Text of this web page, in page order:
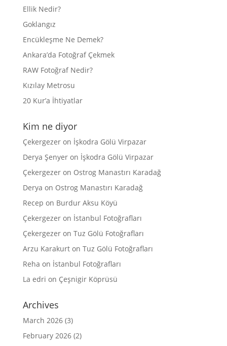
Ellik Nedir?
Goklangız
Encükleşme Ne Demek?
Ankara’da Fotoğraf Çekmek
RAW Fotoğraf Nedir?
Kızılay Metrosu
20 Kur’a İhtiyatlar
Kim ne diyor
Çekergezeron İşkodra Gölü Virpazar
Derya Şenyeron İşkodra Gölü Virpazar
Çekergezeron Ostrog Manastırı Karadağ
Derya on Ostrog Manastırı Karadağ
Recep on Burdur Aksu Köyü
Çekergezeron İstanbul Fotoğrafları
Çekergezeron Tuz Gölü Fotoğrafları
Arzu Karakurton Tuz Gölü Fotoğrafları
Reha on İstanbul Fotoğrafları
La edri on Çeşnigir Köprüsü
Archives
March 2026(3)
February 2026(2)